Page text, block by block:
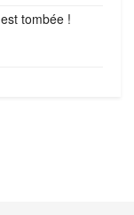
tombée !